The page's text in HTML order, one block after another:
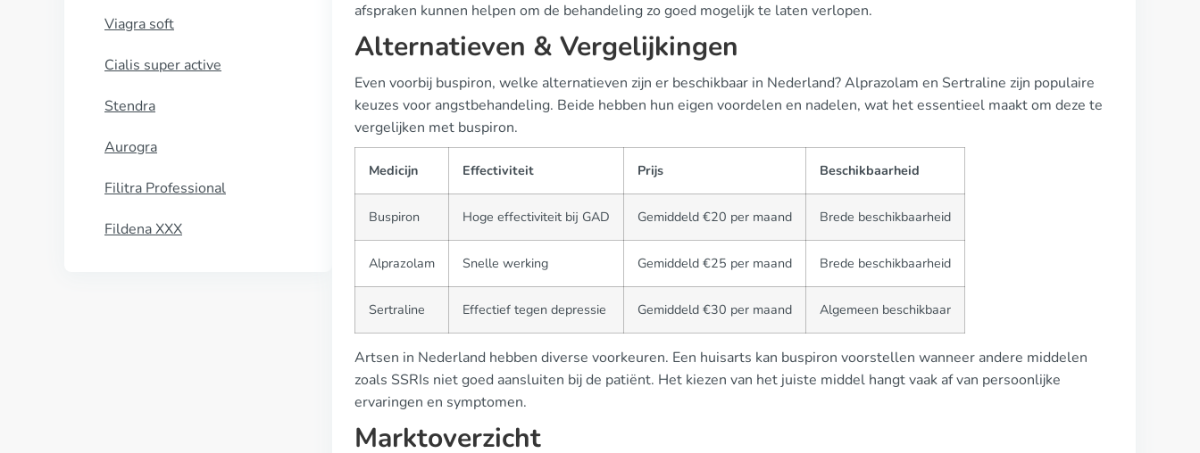
Viagra soft
Cialis super active
Stendra
Aurogra
Filitra Professional
Fildena XXX
afspraken kunnen helpen om de behandeling zo goed mogelijk te laten verlopen.
Alternatieven & Vergelijkingen
Even voorbij buspiron, welke alternatieven zijn er beschikbaar in Nederland? Alprazolam en Sertraline zijn populaire
keuzes voor angstbehandeling. Beide hebben hun eigen voordelen en nadelen, wat het essentieel maakt om deze te
vergelijken met buspiron.
Medicijn Effectiviteit Prijs Beschikbaarheid
Buspiron Hoge effectiviteit bij GAD Gemiddeld €20 per maand Brede beschikbaarheid
Alprazolam Snelle werking Gemiddeld €25 per maand Brede beschikbaarheid
Sertraline Effectief tegen depressie Gemiddeld €30 per maand Algemeen beschikbaar
Artsen in Nederland hebben diverse voorkeuren. Een huisarts kan buspiron voorstellen wanneer andere middelen
zoals SSRIs niet goed aansluiten bij de patiënt. Het kiezen van het juiste middel hangt vaak af van persoonlijke
ervaringen en symptomen.
Marktoverzicht